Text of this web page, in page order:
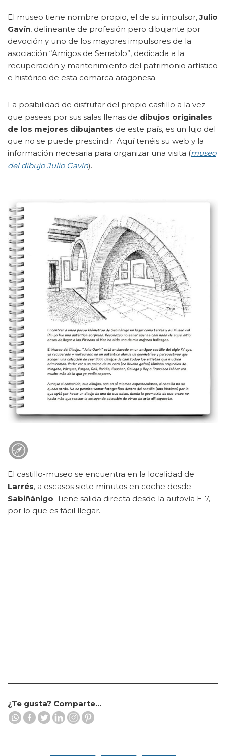
El museo tiene nombre propio, el de su impulsor,Julio
Gavín, delineante de profesión pero dibujante por
devoción y uno de los mayores impulsores de la
asociación “Amigos de Serrablo”, dedicada a la
recuperación y mantenimiento del patrimonio artístico
e histórico de esta comarca aragonesa.
La posibilidad de disfrutar del propio castillo a la vez
que paseas por sus salas llenas de dibujos originales
de los mejores dibujantes de este país, es un lujo del
que no se puede prescindir. Aquí tenéis su web y la
información necesaria para organizar una visita (museo
del dibujo Julio Gavín).
El castillo-museo se encuentra en la localidad de
Larrés, a escasos siete minutos en coche desde
Sabiñánigo. Tiene salida directa desde la autovía E-7,
por lo que es fácil llegar.
¿Te gusta? Comparte...